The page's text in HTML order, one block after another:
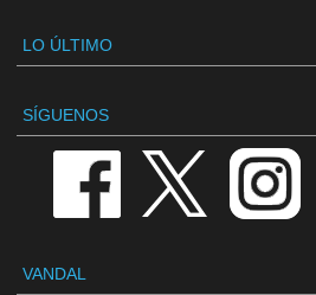
LO ÚLTIMO
SÍGUENOS
VANDAL